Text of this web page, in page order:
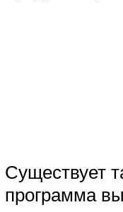
Существует
программа